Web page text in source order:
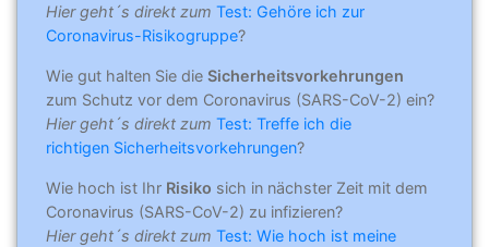
Hier geht´s direkt zum Test: Gehöre ich zur
Coronavirus-Risikogruppe?
Wie gut halten Sie die Sicherheitsvorkehrungen
zum Schutz vor dem Coronavirus (SARS-CoV-2) ein?
Hier geht´s direkt zum Test: Treffe ich die
richtigen Sicherheitsvorkehrungen?
Wie hoch ist Ihr Risiko sich in nächster Zeit mit dem
Coronavirus (SARS-CoV-2) zu infizieren?
Hier geht´s direkt zum Test: Wie hoch ist meine